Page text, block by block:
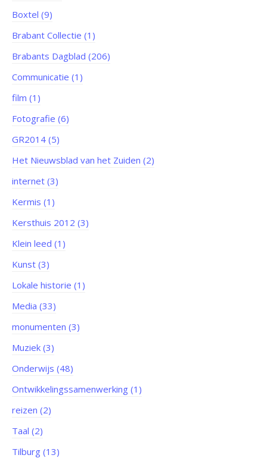
Boxtel (9)
Brabant Collectie (1)
Brabants Dagblad (206)
Communicatie (1)
film (1)
Fotografie (6)
GR2014 (5)
Het Nieuwsblad van het Zuiden (2)
internet (3)
Kermis (1)
Kersthuis 2012 (3)
Klein leed (1)
Kunst (3)
Lokale historie (1)
Media (33)
monumenten (3)
Muziek (3)
Onderwijs (48)
Ontwikkelingssamenwerking (1)
reizen (2)
Taal (2)
Tilburg (13)